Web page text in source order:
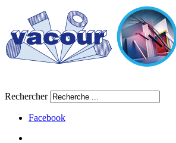
Rechercher
Facebook